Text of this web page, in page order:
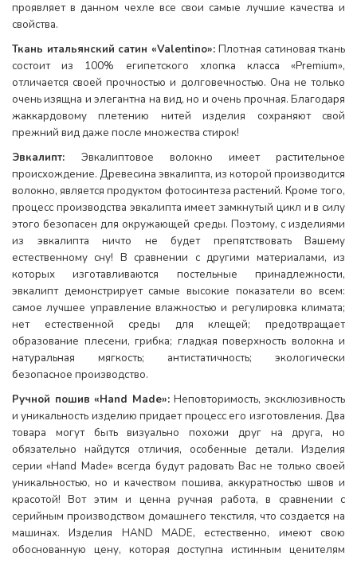
проявляет в данном чехле все свои самые лучшие качества и
свойства.
Ткань итальянский сатин «Valentino»: Плотная сатиновая ткань
состоит из 100% египетского хлопка класса «Premium»,
отличается своей прочностью и долговечностью. Она не только
очень изящна и элегантна на вид, но и очень прочная. Благодаря
жаккардовому плетению нитей изделия сохраняют свой
прежний вид даже после множества стирок!
Эвкалипт:
Эвкалиптовое волокно имеет растительное
происхождение. Древесина эвкалипта, из которой производится
волокно, является продуктом фотосинтеза растений. Кроме того,
процесс производства эвкалипта имеет замкнутый цикл и в силу
этого безопасен для окружающей среды. Поэтому, с изделиями
из эвкалипта ничто не будет препятствовать Вашему
естественному сну! В сравнении с другими материалами, из
которых изготавливаются постельные принадлежности,
эвкалипт демонстрирует самые высокие показатели во всем:
самое лучшее управление влажностью и регулировка климата;
нет естественной среды для клещей; предотвращает
образование плесени, грибка; гладкая поверхность волокна и
натуральная мягкость; антистатичность; экологически
безопасное производство.
Ручной пошив «Hand Made»:Неповторимость, эксклюзивность
и уникальность изделию придает процесс его изготовления. Два
товара могут быть визуально похожи друг на друга, но
обязательно найдутся отличия, особенные детали. Изделия
серии «Hand Made» всегда будут радовать Вас не только своей
уникальностью, но и качеством пошива, аккуратностью швов и
красотой! Вот этим и ценна ручная работа, в сравнении с
серийным производством домашнего текстиля, что создается на
машинах. Изделия HAND MADE, естественно, имеют свою
обоснованную цену, которая доступна истинным ценителям